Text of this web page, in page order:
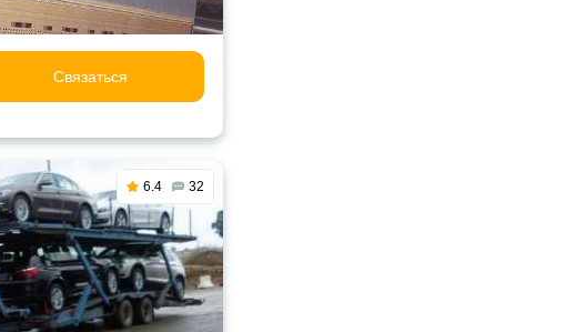
Связаться
6.4 32